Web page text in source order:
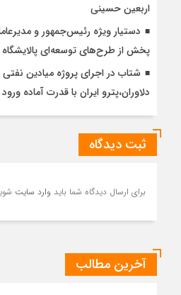
اربعین حسینی
دستیار ویژه رئیس‌جمهور و
پخش از طرح‌های توسعه‌ای پالایشگاه
شتاب در اجرای پروژه میادین نفتی
دلاوران،پترو ایران با قدرت آماده
ثبت دیدگاه
برای ارسال دیدگاه شما باید وارد سایت
آخرین مطالب